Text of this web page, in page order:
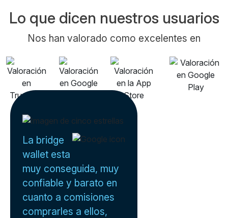
Lo que dicen nuestros usuarios
Nos han valorado como excelentes en
La bridge
wallet esta
muy conseguida, muy
confiable y barato en
cuanto a comisiones
comprarles a ellos,